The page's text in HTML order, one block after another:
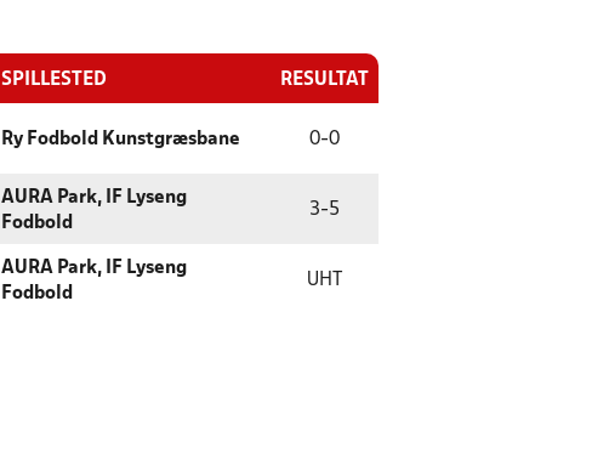
SPILLESTED RESULTAT
Ry Fodbold Kunstgræsbane 0-0
AURA Park, IF Lyseng
Fodbold
3-5
AURA Park, IF Lyseng
Fodbold
UHT